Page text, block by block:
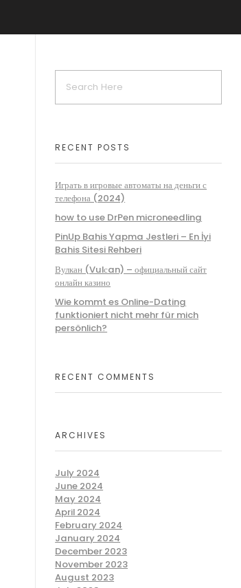
RECENT POSTS
Играть в игровые автоматы на деньги с
телефона (2024)
how to use DrPen microneedling
PinUp Bahis Yapma Jestleri – En İyi
Bahis Sitesi Rehberi
Вулкан (Vulсan) – официальный сайт
онлайн казино
Wie kommt es Online-Dating
funktioniert nicht mehr für mich
persönlich?
RECENT COMMENTS
ARCHIVES
July 2024
June 2024
May 2024
April 2024
February 2024
January 2024
December 2023
November 2023
August 2023